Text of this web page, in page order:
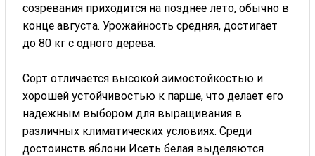
созревания приходится на позднее лето, обычно в
конце августа. Урожайность средняя, достигает
до 80 кг с одного дерева.
Сорт отличается высокой зимостойкостью и
хорошей устойчивостью к парше, что делает его
надежным выбором для выращивания в
различных климатических условиях. Среди
достоинств яблони Исеть белая выделяются